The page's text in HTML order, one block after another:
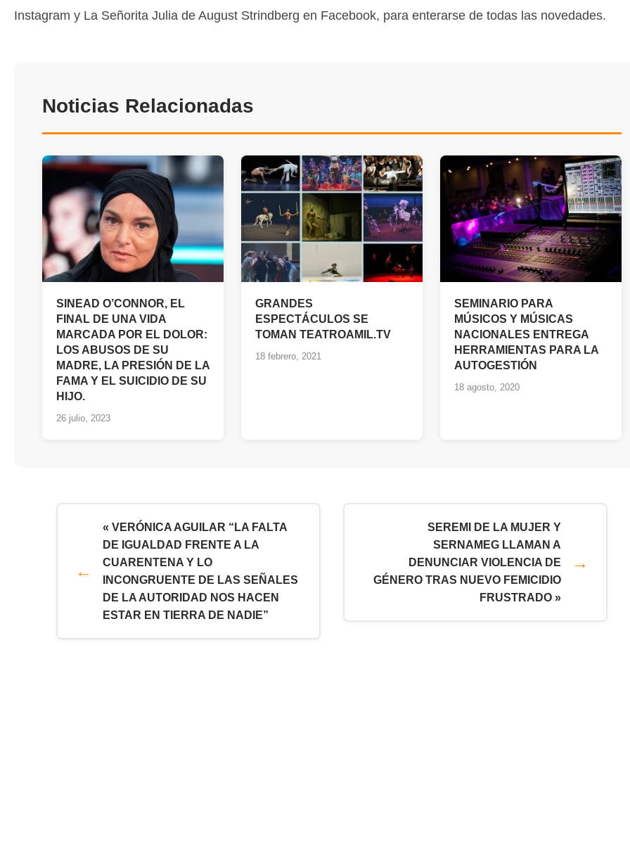
Instagram y La Señorita Julia de August Strindberg en Facebook, para enterarse de todas las novedades.
Noticias Relacionadas
SINEAD O’CONNOR, EL
FINAL DE UNA VIDA
MARCADA POR EL DOLOR:
LOS ABUSOS DE SU
MADRE, LA PRESIÓN DE LA
FAMA Y EL SUICIDIO DE SU
HIJO.
26 julio, 2023
GRANDES
ESPECTÁCULOS SE
TOMAN TEATROAMIL.TV
18 febrero, 2021
SEMINARIO PARA
MÚSICOS Y MÚSICAS
NACIONALES ENTREGA
HERRAMIENTAS PARA LA
AUTOGESTIÓN
18 agosto, 2020
« VERÓNICA AGUILAR “LA FALTA
DE IGUALDAD FRENTE A LA
CUARENTENA Y LO
INCONGRUENTE DE LAS SEÑALES
DE LA AUTORIDAD NOS HACEN
ESTAR EN TIERRA DE NADIE”
SEREMI DE LA MUJER Y
SERNAMEG LLAMAN A
DENUNCIAR VIOLENCIA DE
GÉNERO TRAS NUEVO FEMICIDIO
FRUSTRADO »